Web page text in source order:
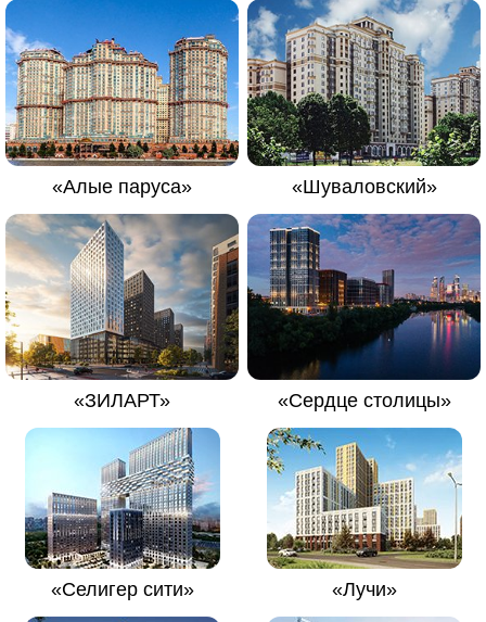
«Алые паруса» «Шуваловский»
«ЗИЛАРТ» «Сердце столицы»
«Селигер сити» «Лучи»